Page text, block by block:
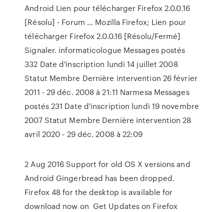
Android Lien pour télécharger Firefox 2.0.0.16
[Résolu] - Forum ... Mozilla Firefox; Lien pour
télécharger Firefox 2.0.0.16 [Résolu/Fermé]
Signaler. informaticologue Messages postés
332 Date d'inscription lundi 14 juillet 2008
Statut Membre Dernière intervention 26 février
2011 - 29 déc. 2008 à 21:11 Narmesa Messages
postés 231 Date d'inscription lundi 19 novembre
2007 Statut Membre Dernière intervention 28
avril 2020 - 29 déc. 2008 à 22:09
2 Aug 2016 Support for old OS X versions and
Android Gingerbread has been dropped.
Firefox 48 for the desktop is available for
download now on Get Updates on Firefox